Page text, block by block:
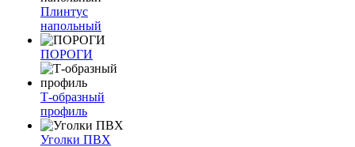
Плинтус
напольный
ПОРОГИ
Т-образный
профиль
Уголки ПВХ